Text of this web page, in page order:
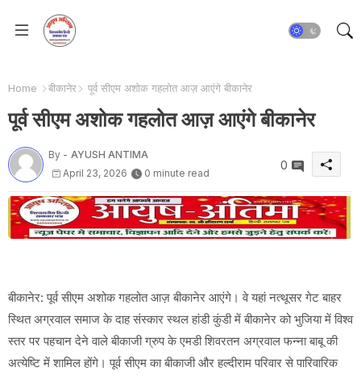
Home बीकानेर पूर्व सीएम अशोक गहलोत आज़ आएंगे बीकानेर
पूर्व सीएम अशोक गहलोत आज़ आएंगे बीकानेर
By - AYUSH ANTIMA
April 23, 2026
0 minute read
0
बीकानेर: पूर्व सीएम अशोक गहलोत आज़ बीकानेर आएंगे। वे यहां नत्थूसर गेट बाहर
स्थित अग्रवाल समाज के दाह संस्कार स्थल हांडी कुंडी में बीकानेर को भुजिया में विश्व
स्तर पर पहचान देने वाले बीकाजी ग्रुप के एमडी शिवरतन अग्रवाल फन्ना बाबू की
अत्येष्टि में शामिल होंगे। पूर्व सीएम का बीकाजी और हल्दीराम परिवार से पारिवारिक